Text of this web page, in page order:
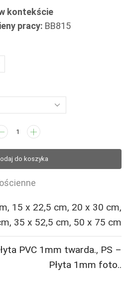
zł
kontekście
pracy: BB815
do koszyka
15 x 22,5 cm, 20 x 30 cm,
35 x 52,5 cm, 50 x 75 cm
PVC 1mm twarda., PS –
Płyta 1mm foto..